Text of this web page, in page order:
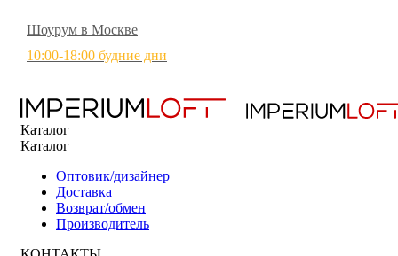
Шоурум в Москве
10:00-18:00 будние дни
Каталог
Каталог
Оптовик/дизайнер
Доставка
Возврат/обмен
Производитель